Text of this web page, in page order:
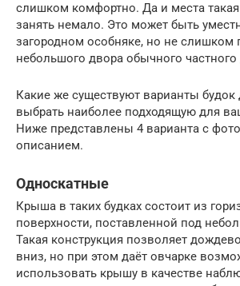
слишком комфортно. Да и места
занять немало. Это может быть
загородном особняке, но не слишком
небольшого двора обычного
Какие же существуют варианты будок
выбрать наиболее подходящую для
Ниже представлены 4 варианта с
описанием.
Односкатные
Крыша в таких будках состоит из
поверхности, поставленной под
Такая конструкция позволяет
вниз, но при этом даёт овчарке
использовать крышу в качестве